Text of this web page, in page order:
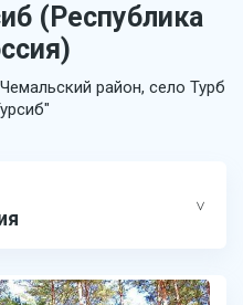
(Республика
район, село Турб